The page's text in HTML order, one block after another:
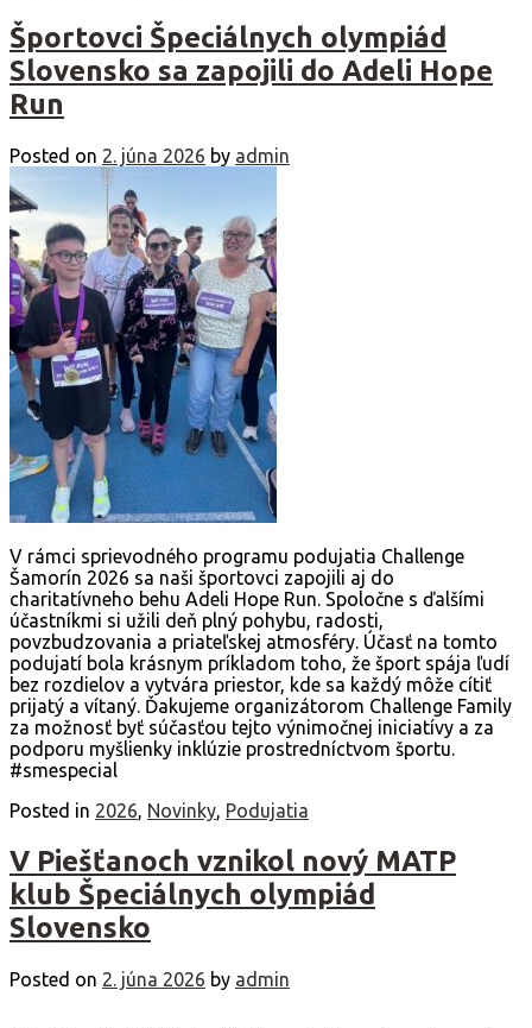
Športovci Špeciálnych olympiád
Slovensko sa zapojili do Adeli Hope
Run
Posted on 2. júna 2026 by admin
V rámci sprievodného programu podujatia Challenge
Šamorín 2026 sa naši športovci zapojili aj do
charitatívneho behu Adeli Hope Run. Spoločne s ďalšími
účastníkmi si užili deň plný pohybu, radosti,
povzbudzovania a priateľskej atmosféry. Účasť na tomto
podujatí bola krásnym príkladom toho, že šport spája ľudí
bez rozdielov a vytvára priestor, kde sa každý môže cítiť
prijatý a vítaný. Ďakujeme organizátorom Challenge Family
za možnosť byť súčasťou tejto výnimočnej iniciatívy a za
podporu myšlienky inklúzie prostredníctvom športu.
#smespecial
Posted in 2026, Novinky, Podujatia
V Piešťanoch vznikol nový MATP
klub Špeciálnych olympiád
Slovensko
Posted on 2. júna 2026 by admin